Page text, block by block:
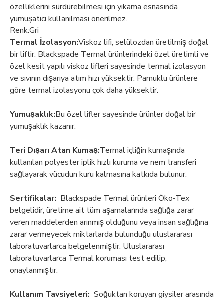
özelliklerini sürdürebilmesi için yıkama esnasında
yumuşatıcı kullanılması önerilmez.
Renk:Gri
Termal İzolasyon:Viskoz lifi, selülozdan üretilmiş doğal
bir liftir. Blackspade Termal ürünlerindeki özel üretimli ve
özel kesit yapılı viskoz lifleri sayesinde termal izolasyon
ve sıvının dışarıya atım hızı yüksektir. Pamuklu ürünlere
göre termal izolasyonu çok daha yüksektir.
Yumuşaklık:Bu özel lifler sayesinde ürünler doğal bir
yumuşaklık kazanır.
Teri Dışarı Atan Kumaş:Termal içliğin kumaşında
kullanılan polyester iplik hızlı kuruma ve nem transferi
sağlayarak vücudun kuru kalmasına katkıda bulunur.
Sertifikalar: Blackspade Termal ürünleri Öko-Tex
belgelidir, üretime ait tüm aşamalarında sağlığa zarar
veren maddelerden arınmış olduğunu veya insan sağlığına
zarar vermeyecek miktarlarda bulunduğu uluslararası
laboratuvarlarca belgelenmiştir. Uluslararası
laboratuvarlarca Termal koruması test edilip,
onaylanmıştır.
Kullanım Tavsiyeleri: Soğuktan koruyan giysiler arasında